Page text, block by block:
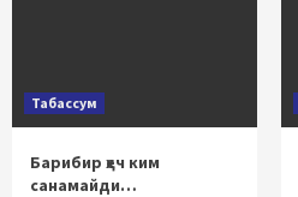
Табассум
Барибир ҳеч ким
санамайди…